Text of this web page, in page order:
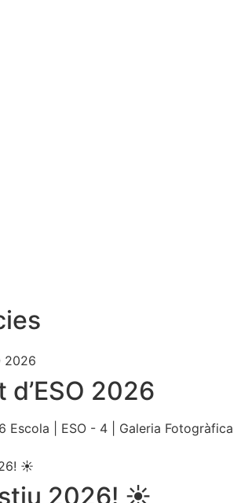
2026
Escola ESO - 4
Galeria Fotogràfica
2026! ☀️